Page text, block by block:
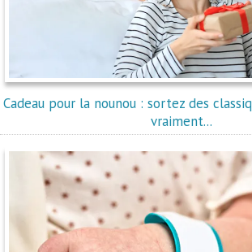
Cadeau pour la nounou : sortez des
vraiment...